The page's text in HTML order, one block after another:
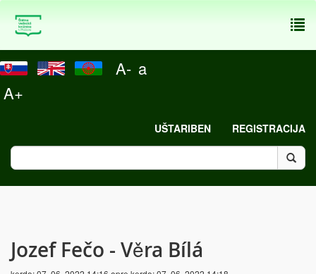
A- a
A+
UŠTARIBEN REGISTRACIJA
Jozef Fečo - Věra Bílá